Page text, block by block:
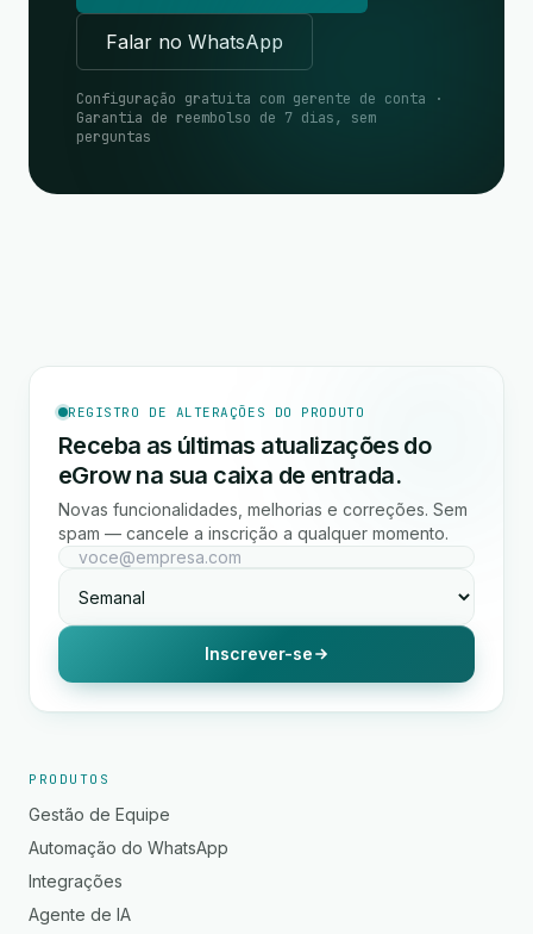
Falar no WhatsApp
Configuração gratuita com gerente de conta ·
Garantia de reembolso de 7 dias, sem
perguntas
REGISTRO DE ALTERAÇÕES DO PRODUTO
Receba as últimas atualizações do
eGrow na sua caixa de entrada.
Novas funcionalidades, melhorias e correções. Sem
spam — cancele a inscrição a qualquer momento.
Inscrever-se
PRODUTOS
Gestão de Equipe
Automação do WhatsApp
Integrações
Agente de IA